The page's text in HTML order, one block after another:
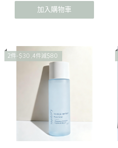
加入購物車
2件-$30 ,4件減$80